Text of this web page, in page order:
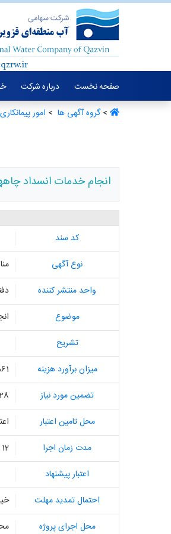
صفحه نخست درباره شرکت
>گروه آگهی ها ‏ > امور پیمانکاری ‏
انجام خدمات انسداد
کد سند
نوع آگهی
واحد منتشر کننده
موضوع
تشریح
میزان برآورد هزینه
تضمین مورد نیاز
محل تامین اعتبار
مدت زمان اجرا
12
اعتبار پیشنهاد
احتمال تمدید مهلت
محل اجرای پروژه